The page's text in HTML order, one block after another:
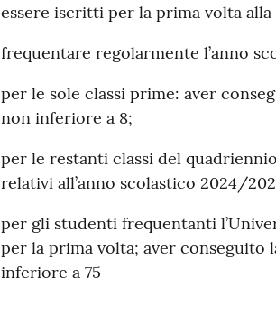
essere iscritti per la prima volta alla
frequentare regolarmente l’anno
per le sole classi prime: aver
non inferiore a 8;
per le restanti classi del
relativi all’anno scolastico 2024/
per gli studenti frequentanti
per la prima volta; aver conseguito
inferiore a 75